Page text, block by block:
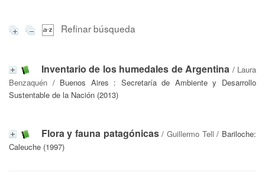
Refinar búsqueda
Inventario de los humedales de Argentina / Laura
Benzaquén / Buenos Aires : Secretaría de Ambiente y Desarrollo
Sustentable de la Nación (2013)
Flora y fauna patagónicas/Guillermo Tell / Bariloche:
Caleuche (1997)